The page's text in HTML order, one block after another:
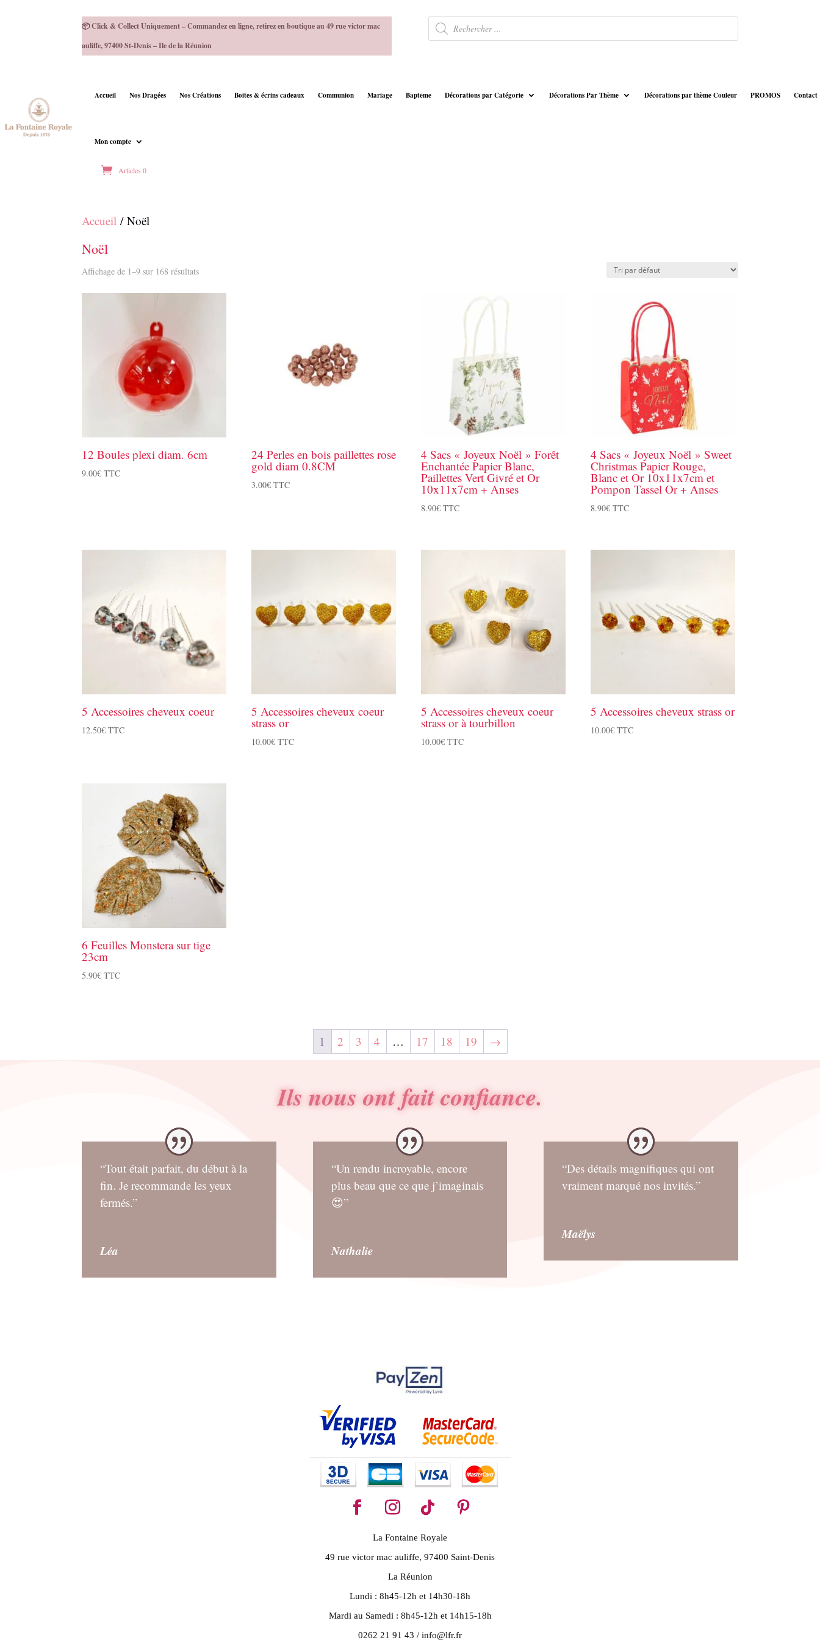
📦 Click & Collect Uniquement – Commandez en ligne, retirez en boutique au 49 rue victor mac
auliffe, 97400 St-Denis – Ile de la Réunion
Recherche
de
produits
Accueil Nos Dragées Nos Créations Boites & écrins cadeaux Communion Mariage Baptême Décorations par Catégorie Décorations Par Thème Décorations par thème Couleur PROMOS Contact
Mon compte
Articles 0
Accueil / Noël
Noël
Affichage de 1–9 sur 168 résultats
12 Boules plexi diam. 6cm
9.00€ TTC
24 Perles en bois paillettes rose
gold diam 0.8CM
3.00€ TTC
4 Sacs « Joyeux Noël » Forêt
Enchantée Papier Blanc,
Paillettes Vert Givré et Or
10x11x7cm + Anses
8.90€ TTC
4 Sacs « Joyeux Noël » Sweet
Christmas Papier Rouge,
Blanc et Or 10x11x7cm et
Pompon Tassel Or + Anses
8.90€ TTC
5 Accessoires cheveux coeur
12.50€ TTC
5 Accessoires cheveux coeur
strass or
10.00€ TTC
5 Accessoires cheveux coeur
strass or à tourbillon
10.00€ TTC
5 Accessoires cheveux strass or
10.00€ TTC
6 Feuilles Monstera sur tige
23cm
5.90€ TTC
1 2 3 4 … 17 18 19 →
Ils nous ont fait confiance.
“Tout était parfait, du début à la
fin. Je recommande les yeux
fermés.”
Léa
“Un rendu incroyable, encore
plus beau que ce que j’imaginais
😍”
Nathalie
“Des détails magnifiques qui ont
vraiment marqué nos invités.”
Maëlys
La Fontaine Royale
49 rue victor mac auliffe, 97400 Saint-Denis
La Réunion
Lundi : 8h45-12h et 14h30-18h
Mardi au Samedi : 8h45-12h et 14h15-18h
0262 21 91 43 / info@lfr.fr